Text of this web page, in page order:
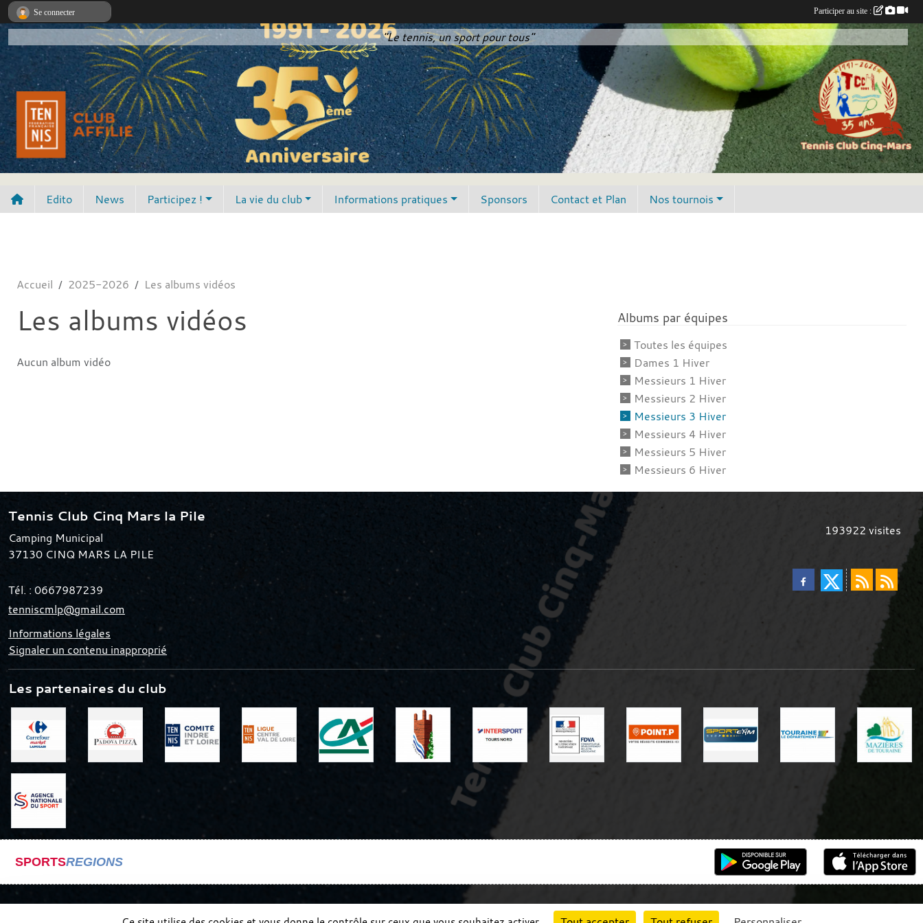
"Le tennis, un sport pour tous"
Edito News Participez ! La vie du club Informations pratiques Sponsors Contact et Plan Nos tournois
Accueil 2025-2026 Les albums vidéos
Les albums vidéos
Aucun album vidéo
Albums par équipes
Toutes les équipes
Dames 1 Hiver
Messieurs 1 Hiver
Messieurs 2 Hiver
Messieurs 3 Hiver
Messieurs 4 Hiver
Messieurs 5 Hiver
Messieurs 6 Hiver
Tennis Club Cinq Mars la Pile
Camping Municipal
37130 CINQ MARS LA PILE
Tél. : 0667987239
tenniscmlp@gmail.com
Informations légales
Signaler un contenu inapproprié
193922 visites
Les partenaires du club
SPORTSREGIONS
Gestion des cookies
Se connecter Participer au site :
Panneau de gestion des cookies